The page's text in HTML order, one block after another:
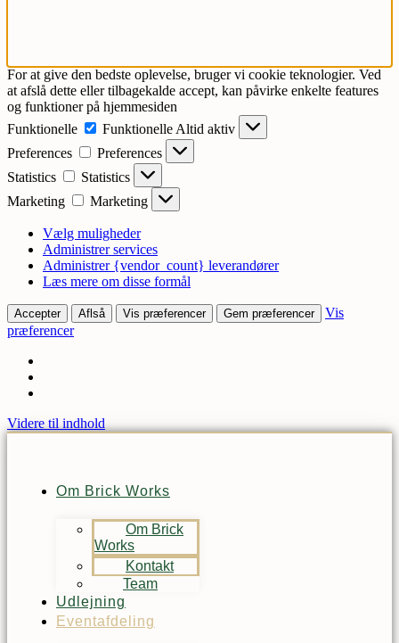
For at give den bedste oplevelse, bruger vi cookie teknologier. Ved
at afslå dette eller tilbagekalde accept, kan påvirke enkelte features
og funktioner på hjemmesiden
Funktionelle
Funktionelle Altid aktiv
Preferences
Preferences
Statistics
Statistics
Marketing
Marketing
Vælg muligheder
Administrer services
Administrer {vendor_count} leverandører
Læs mere om disse formål
Accepter Aflså Vis præferencer Gem præferencer
Vis
præferencer
Videre til indhold
Om Brick Works
Om Brick
Works
Kontakt
Team
Udlejning
Eventafdeling